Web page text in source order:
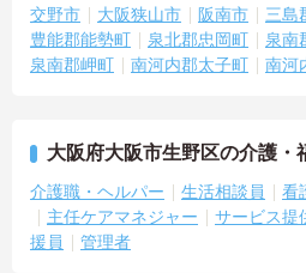
交野市
大阪狭山市 阪南市 三島
豊能郡能勢町
泉北郡忠岡町 泉南
泉南郡岬町
南河内郡太子町 南河
大阪府大阪市生野区の介護・
介護職・ヘルパー 生活相談員 看
主任ケアマネジャー
サービス提
援員
管理者